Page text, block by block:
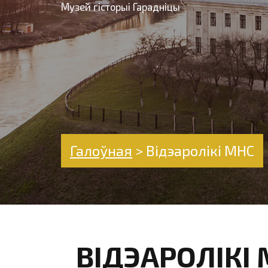
Музей гісторыі Гарадніцы
Галоўная > Відэаролікі МНС